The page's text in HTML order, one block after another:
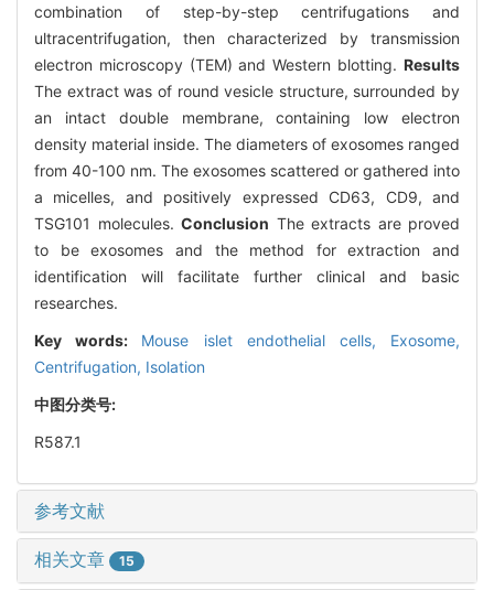
combination of step-by-step centrifugations and
ultracentrifugation, then characterized by transmission
electron microscopy (TEM) and Western blotting. Results
The extract was of round vesicle structure, surrounded by
an intact double membrane, containing low electron
density material inside. The diameters of exosomes ranged
from 40-100 nm. The exosomes scattered or gathered into
a micelles, and positively expressed CD63, CD9, and
TSG101 molecules. Conclusion The extracts are proved
to be exosomes and the method for extraction and
identification will facilitate further clinical and basic
researches.
Key words: Mouse islet endothelial cells, Exosome,
Centrifugation, Isolation
中图分类号:
R587.1
参考文献
相关文章 15